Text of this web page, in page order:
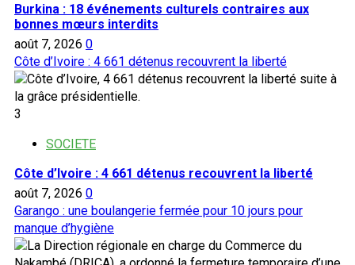
Burkina : 18 événements culturels contraires aux
bonnes mœurs interdits
août 7, 2026 0
Côte d’Ivoire : 4 661 détenus recouvrent la liberté
3
SOCIETE
Côte d’Ivoire : 4 661 détenus recouvrent la liberté
août 7, 2026 0
Garango : une boulangerie fermée pour 10 jours pour
manque d’hygiène